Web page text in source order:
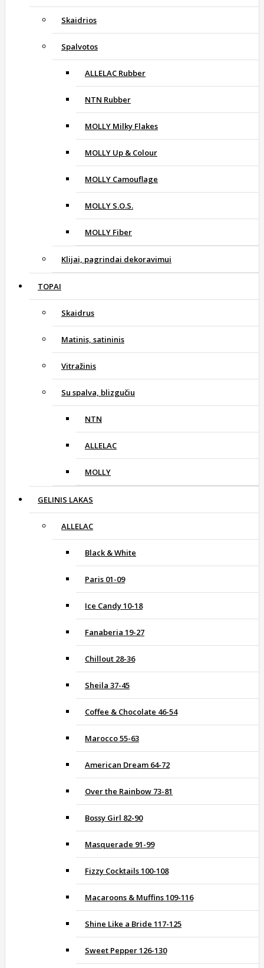
Skaidrios
Spalvotos
ALLELAC Rubber
NTN Rubber
MOLLY Milky Flakes
MOLLY Up & Colour
MOLLY Camouflage
MOLLY S.O.S.
MOLLY Fiber
Klijai, pagrindai dekoravimui
TOPAI
Skaidrus
Matinis, satininis
Vitražinis
Su spalva, blizgučiu
NTN
ALLELAC
MOLLY
GELINIS LAKAS
ALLELAC
Black & White
Paris 01-09
Ice Candy 10-18
Fanaberia 19-27
Chillout 28-36
Sheila 37-45
Coffee & Chocolate 46-54
Marocco 55-63
American Dream 64-72
Over the Rainbow 73-81
Bossy Girl 82-90
Masquerade 91-99
Fizzy Cocktails 100-108
Macaroons & Muffins 109-116
Shine Like a Bride 117-125
Sweet Pepper 126-130